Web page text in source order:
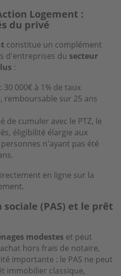
Logement :
du privé
constitue un complément
d'entreprises du secteur
:
: 30 000€ à 1% de taux
remboursable sur 25 ans
de cumuler avec le PTZ, le
éligibilité élargie aux
n'ayant pas été
en ligne sur la
(PAS) et le prêt
modestes et peut
hors frais de notaire,
importante : le PAS ne peut
immobilier classique,